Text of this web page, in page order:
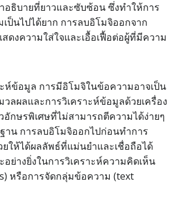
อธิบายที่ยาวและซับซ้อน ซึ่งทำให้การ
เป็นไปได้ยาก การลบอิโมจิออกจาก
ดงความใส่ใจและเอื้อเฟื้อต่อผู้ที่มีความ
ห์ข้อมูล การมีอิโมจิในข้อความอาจเป็น
ลผลและการวิเคราะห์ข้อมูลด้วยเครื่อง
อักษรพิเศษที่ไม่สามารถตีความได้ง่ายๆ
าน การลบอิโมจิออกไปก่อนทำการ
ให้ได้ผลลัพธ์ที่แม่นยำและเชื่อถือได้
อย่างยิ่งในการวิเคราะห์ความคิดเห็น
หรือการจัดกลุ่มข้อความ (text